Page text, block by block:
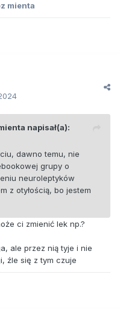
mienta
napisał(a):
dawno temu, nie
grupy o
neuroleptyków
z otyłością, bo jestem
ci zmienić lek np.?
ale przez nią tyje i nie
źle się z tym czuje